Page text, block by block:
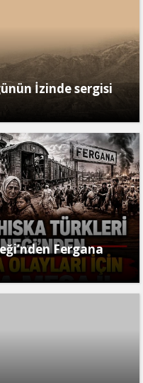
İzinde sergisi
Fergana